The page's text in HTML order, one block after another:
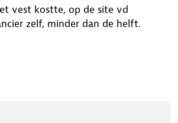
rits voor makkelijk aan- en
kleine spullen veilig mee te
vest kostte, op de site vd
zelf, minder dan de helft.